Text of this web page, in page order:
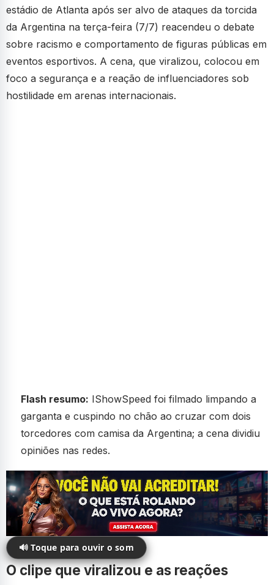
estádio de Atlanta após ser alvo de ataques da torcida
da Argentina na terça-feira (7/7) reacendeu o debate
sobre racismo e comportamento de figuras públicas em
eventos esportivos. A cena, que viralizou, colocou em
foco a segurança e a reação de influenciadores sob
hostilidade em arenas internacionais.
Flash resumo: IShowSpeed foi filmado limpando a
garganta e cuspindo no chão ao cruzar com dois
torcedores com camisa da Argentina; a cena dividiu
opiniões nas redes.
🔊 Toque para ouvir o som
O clipe que viralizou e as reações